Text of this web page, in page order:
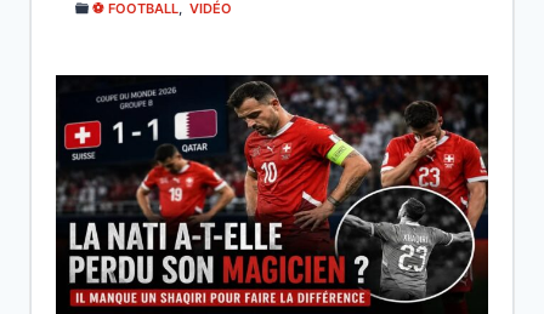
⚽ FOOTBALL, VIDÉO